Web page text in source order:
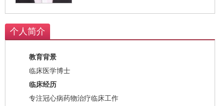
个人简介
教育背景
临床医学博士
临床经历
专注冠心病药物治疗临床工作